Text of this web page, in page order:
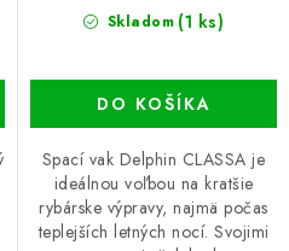
Skladom (1 ks)
DO KOŠÍKA
Spací vak Delphin CLASSA je
ideálnou voľbou na kratšie
rybárske výpravy, najmä počas
teplejších letných nocí. Svojimi